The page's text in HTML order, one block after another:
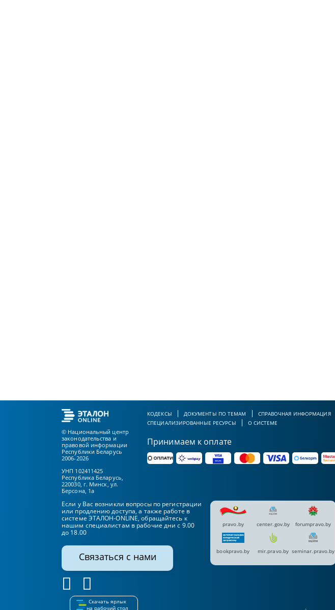
© Национальный центр
законодательства и
правовой информации
Республики Беларусь
2006-2026
УНП 102411425
Республика Беларусь,
220030, г. Минск, ул.
Берсона, 1а
КОДЕКСЫ ДОКУМЕНТЫ ПО ТЕМАМ
СПРАВОЧНАЯ ИНФОРМАЦИЯ
СПЕЦИАЛИЗИРОВАННЫЕ РЕСУРСЫ
О СИСТЕМЕ
Принимаем к оплате
Если у Вас возникли вопросы по регистрации
или продлению доступа, а также работе в
системе ЭТАЛОН-ONLINE, обращайтесь к
нашим специалистам в рабочие дни с 9.00
до 18.00
Связаться с нами
Скачать ярлык
на рабочий стол
pravo.by center.gov.by forumpravo.by
bookpravo.by mir.pravo.by seminar.pravo.by